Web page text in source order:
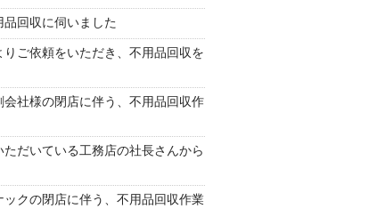
回収に伺いました
ご依頼をいただき、不用品回収を
社様の閉店に伴う、不用品回収作
だいている工務店の社長さんから
クの閉店に伴う、不用品回収作業